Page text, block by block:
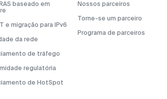
baseado em
e migração para IPv6
da rede
de tráfego
regulatória
de HotSpot
Nossos parceiros
Torne-se um parceiro
Programa de parceiros